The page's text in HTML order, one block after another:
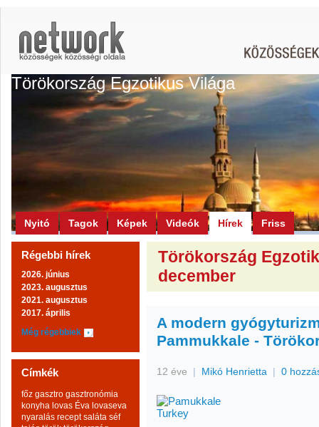
Törökország Egzotikus Világa
Nyitó Tagok Képek Videók Hírek Friss
Régebbi hírek
2026. június
2023. augusztus
2021. augusztus
2017. április
Még régebbiek
Címkék
főz gasztro gasztronómia
konyha lovas Éva lovaseva
nyaralás recept saláta séf
Törökország
december
A modern
Pammukkale -
12 éve | Mikó Henrietta | 0